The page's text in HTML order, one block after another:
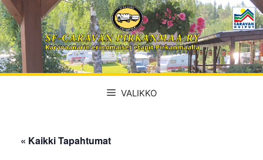
Siirry
sisältöön
VALIKKO
« Kaikki Tapahtumat